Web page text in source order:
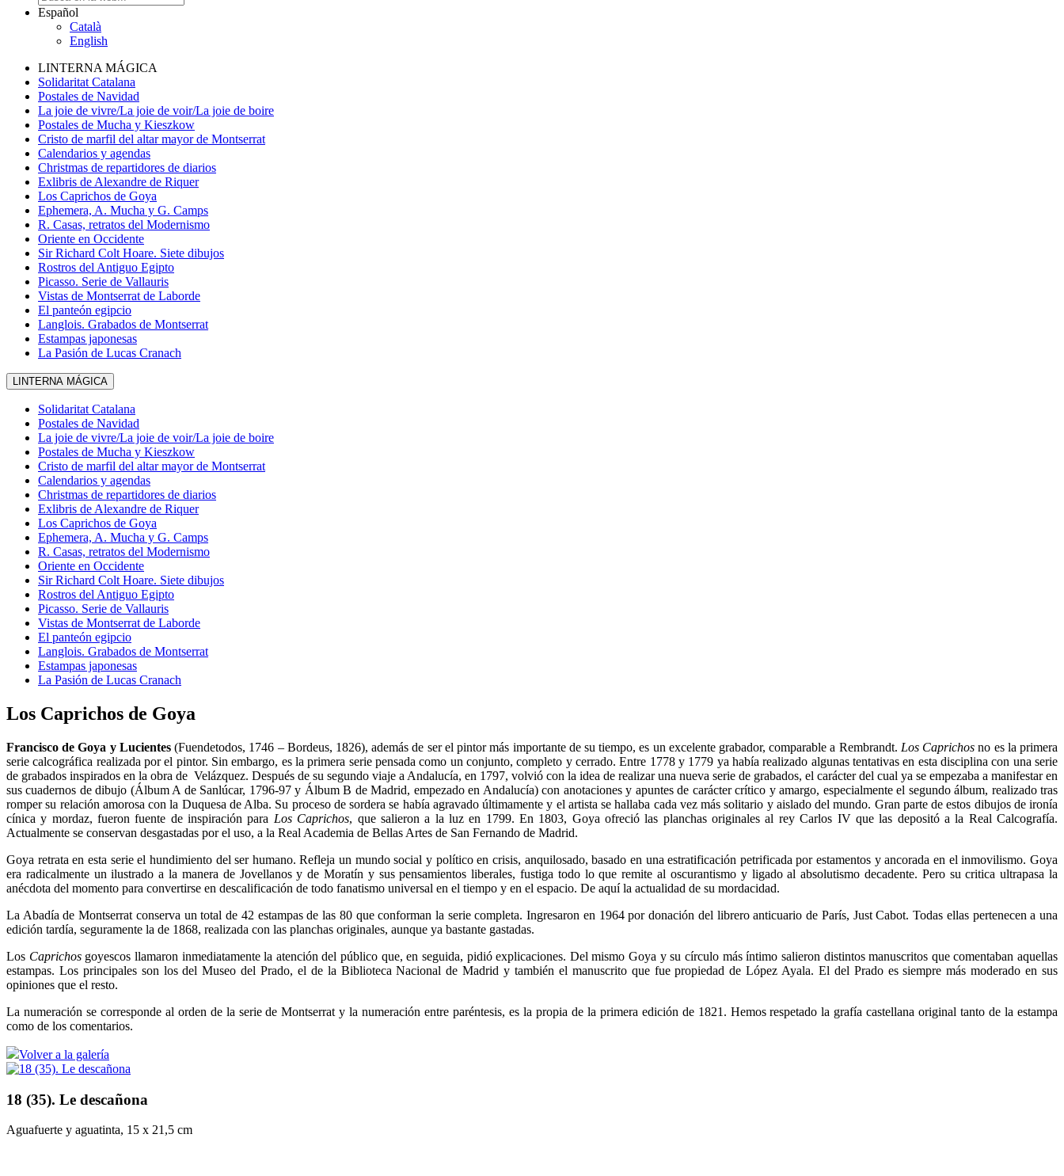
Español
Català
English
LINTERNA MÁGICA
Solidaritat Catalana
Postales de Navidad
La joie de vivre/La joie de voir/La joie de boire
Postales de Mucha y Kieszkow
Cristo de marfil del altar mayor de Montserrat
Calendarios y agendas
Christmas de repartidores de diarios
Exlibris de Alexandre de Riquer
Los Caprichos de Goya
Ephemera, A. Mucha y G. Camps
R. Casas, retratos del Modernismo
Oriente en Occidente
Sir Richard Colt Hoare. Siete dibujos
Rostros del Antiguo Egipto
Picasso. Serie de Vallauris
Vistas de Montserrat de Laborde
El panteón egipcio
Langlois. Grabados de Montserrat
Estampas japonesas
La Pasión de Lucas Cranach
LINTERNA MÁGICA
Solidaritat Catalana
Postales de Navidad
La joie de vivre/La joie de voir/La joie de boire
Postales de Mucha y Kieszkow
Cristo de marfil del altar mayor de Montserrat
Calendarios y agendas
Christmas de repartidores de diarios
Exlibris de Alexandre de Riquer
Los Caprichos de Goya
Ephemera, A. Mucha y G. Camps
R. Casas, retratos del Modernismo
Oriente en Occidente
Sir Richard Colt Hoare. Siete dibujos
Rostros del Antiguo Egipto
Picasso. Serie de Vallauris
Vistas de Montserrat de Laborde
El panteón egipcio
Langlois. Grabados de Montserrat
Estampas japonesas
La Pasión de Lucas Cranach
Los Caprichos de Goya
Francisco de Goya y Lucientes(Fuendetodos, 1746 – Bordeus, 1826), además de ser el pintor más importante de su tiempo, es un excelente grabador, comparable a Rembrandt. Los Caprichos no es la primera
serie calcográfica realizada por el pintor. Sin embargo, es la primera serie pensada como un conjunto, completo y cerrado. Entre 1778 y 1779 ya había realizado algunas tentativas en esta disciplina con una serie
de grabados inspirados en la obra de Velázquez. Después de su segundo viaje a Andalucía, en 1797, volvió con la idea de realizar una nueva serie de grabados, el carácter del cual ya se empezaba a manifestar en
sus cuadernos de dibujo (Álbum A de Sanlúcar, 1796-97 y Álbum B de Madrid, empezado en Andalucía) con anotaciones y apuntes de carácter crítico y amargo, especialmente el segundo álbum, realizado tras
romper su relación amorosa con la Duquesa de Alba. Su proceso de sordera se había agravado últimamente y el artista se hallaba cada vez más solitario y aislado del mundo. Gran parte de estos dibujos de ironía
cínica y mordaz, fueron fuente de inspiración para Los Caprichos, que salieron a la luz en 1799. En 1803, Goya ofreció las planchas originales al rey Carlos IV que las depositó a la Real Calcografía.
Actualmente se conservan desgastadas por el uso, a la Real Academia de Bellas Artes de San Fernando de Madrid.
Goya retrata en esta serie el hundimiento del ser humano. Refleja un mundo social y político en crisis, anquilosado, basado en una estratificación petrificada por estamentos y ancorada en el inmovilismo. Goya
era radicalmente un ilustrado a la manera de Jovellanos y de Moratín y sus pensamientos liberales, fustiga todo lo que remite al oscurantismo y ligado al absolutismo decadente. Pero su critica ultrapasa la
anécdota del momento para convertirse en descalificación de todo fanatismo universal en el tiempo y en el espacio. De aquí la actualidad de su mordacidad.
La Abadía de Montserrat conserva un total de 42 estampas de las 80 que conforman la serie completa. Ingresaron en 1964 por donación del librero anticuario de París, Just Cabot. Todas ellas pertenecen a una
edición tardía, seguramente la de 1868, realizada con las planchas originales, aunque ya bastante gastadas.
Los Caprichos goyescos llamaron inmediatamente la atención del público que, en seguida, pidió explicaciones. Del mismo Goya y su círculo más íntimo salieron distintos manuscritos que comentaban aquellas
estampas. Los principales son los del Museo del Prado, el de la Biblioteca Nacional de Madrid y también el manuscrito que fue propiedad de López Ayala. El del Prado es siempre más moderado en sus
opiniones que el resto.
La numeración se corresponde al orden de la serie de Montserrat y la numeración entre paréntesis, es la propia de la primera edición de 1821. Hemos respetado la grafía castellana original tanto de la estampa
como de los comentarios.
Volver a la galería
18 (35). Le descañona
Aguafuerte y aguatinta, 15 x 21,5 cm